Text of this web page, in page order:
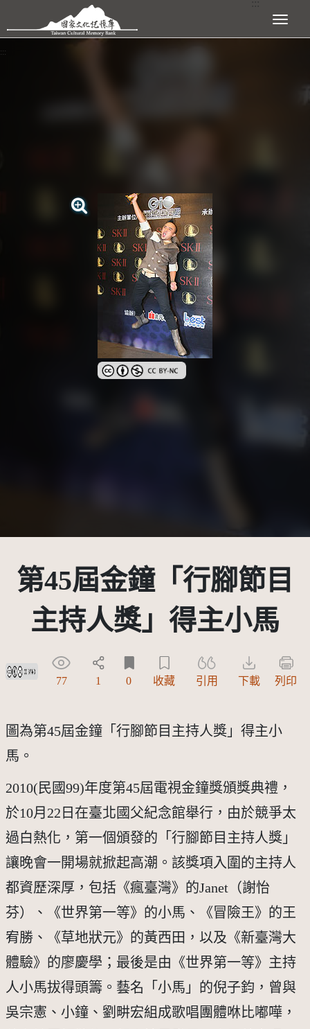
跳到主要內容區塊 展開選單
:::
創用CC姓名標示-非商業性 3.0 台灣及其
第45屆金鐘「行腳節目
主持人獎」得主小馬
創用CC姓名標示-禁止改作 3.0 台灣及其後版本(CC BY-ND 3.0 TW +)
77 1 0 收藏 引用 下載 列印
圖為第45屆金鐘「行腳節目主持人獎」得主小
馬。
2010(民國99)年度第45屆電視金鐘獎頒獎典禮，
於10月22日在臺北國父紀念館舉行，由於競爭太
過白熱化，第一個頒發的「行腳節目主持人獎」
讓晚會一開場就掀起高潮。該獎項入圍的主持人
都資歷深厚，包括《瘋臺灣》的Janet（謝怡
芬）、《世界第一等》的小馬、《冒險王》的王
宥勝、《草地狀元》的黃西田，以及《新臺灣大
體驗》的廖慶學；最後是由《世界第一等》主持
人小馬拔得頭籌。藝名「小馬」的倪子鈞，曾與
吳宗憲、小鐘、劉畊宏組成歌唱團體咻比嘟嘩，